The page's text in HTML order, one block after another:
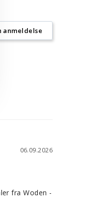
anmeldelse
06.09.2026
fra Woden -